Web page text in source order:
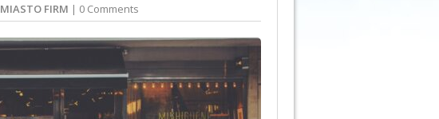
MIASTO FIRM | 0 Comments